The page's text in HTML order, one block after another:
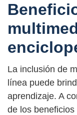
La inclusión de
línea puede
aprendizaje. A
de los